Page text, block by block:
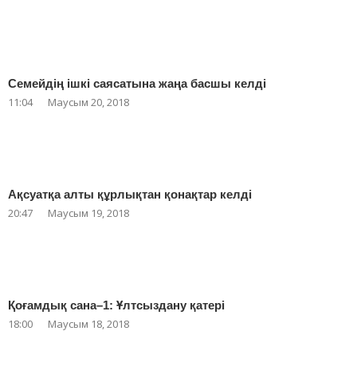
Семейдің ішкі саясатына жаңа басшы келді
11:04 Маусым 20, 2018
Ақсуатқа алты құрлықтан қонақтар келді
20:47 Маусым 19, 2018
Қоғамдық сана–1: Ұлтсыздану қатері
18:00 Маусым 18, 2018